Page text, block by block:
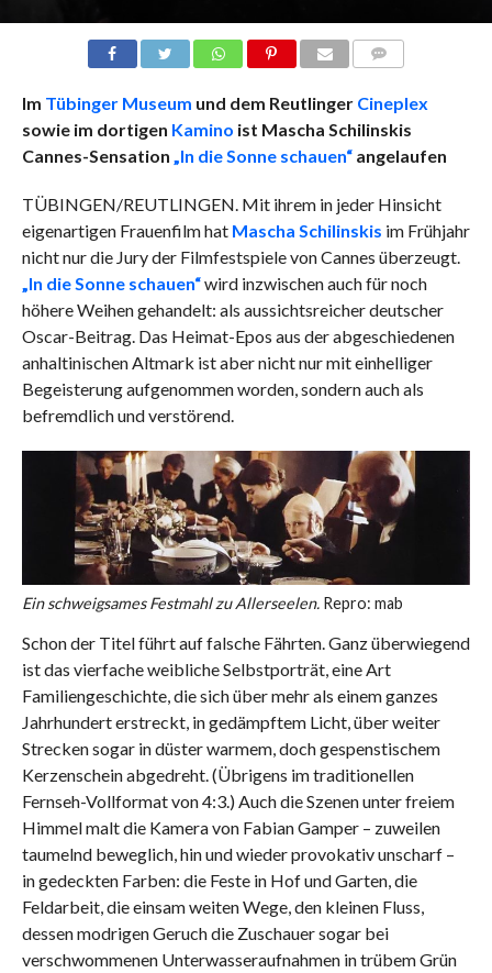
Im Tübinger Museum und dem Reutlinger Cineplex
sowie im dortigen Kamino ist Mascha Schilinskis
Cannes-Sensation „In die Sonne schauen“angelaufen
TÜBINGEN/REUTLINGEN. Mit ihrem in jeder Hinsicht
eigenartigen Frauenfilm hat Mascha Schilinskis im Frühjahr
nicht nur die Jury der Filmfestspiele von Cannes überzeugt.
„In die Sonne schauen“wird inzwischen auch für noch
höhere Weihen gehandelt: als aussichtsreicher deutscher
Oscar-Beitrag. Das Heimat-Epos aus der abgeschiedenen
anhaltinischen Altmark ist aber nicht nur mit einhelliger
Begeisterung aufgenommen worden, sondern auch als
befremdlich und verstörend.
Ein schweigsames Festmahl zu Allerseelen.Repro: mab
Schon der Titel führt auf falsche Fährten. Ganz überwiegend
ist das vierfache weibliche Selbstporträt, eine Art
Familiengeschichte, die sich über mehr als einem ganzes
Jahrhundert erstreckt, in gedämpftem Licht, über weiter
Strecken sogar in düster warmem, doch gespenstischem
Kerzenschein abgedreht. (Übrigens im traditionellen
Fernseh-Vollformat von 4:3.) Auch die Szenen unter freiem
Himmel malt die Kamera von Fabian Gamper – zuweilen
taumelnd beweglich, hin und wieder provokativ unscharf –
in gedeckten Farben: die Feste in Hof und Garten, die
Feldarbeit, die einsam weiten Wege, den kleinen Fluss,
dessen modrigen Geruch die Zuschauer sogar bei
verschwommenen Unterwasseraufnahmen in trübem Grün